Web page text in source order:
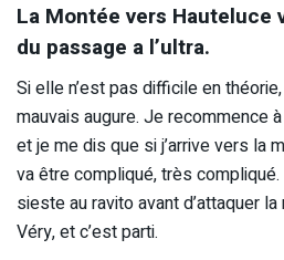
La Montée vers Hauteluce
du passage a l’ultra.
Si elle n’est pas difficile en
mauvais augure. Je recommence
et je me dis que si j’arrive vers la
va être compliqué, très
sieste au ravito avant d’attaquer
Véry, et c’est parti.